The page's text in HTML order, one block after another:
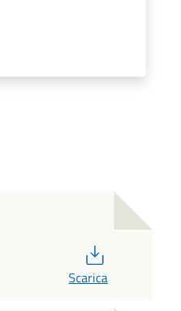
Scarica